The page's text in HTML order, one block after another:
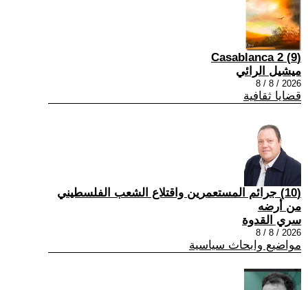
(9) Casablanca 2
ميشيل الرائي
2026 / 8 / 8
قضايا ثقافية
(10) جرائم المستعمرين واقتلاع الشعب الفلسطيني
من أرضه
سري القدوة
2026 / 8 / 8
مواضيع وابحاث سياسية